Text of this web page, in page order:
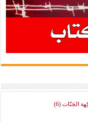
الجَنّات (6)